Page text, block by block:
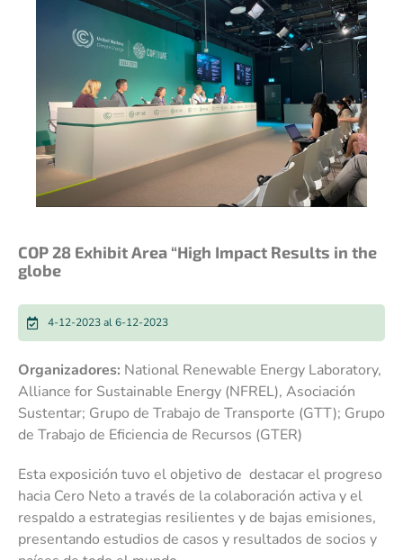
COP 28 Exhibit Area “High Impact Results in the
globe
4-12-2023 al 6-12-2023
Organizadores: National Renewable Energy Laboratory,
Alliance for Sustainable Energy (NFREL), Asociación
Sustentar; Grupo de Trabajo de Transporte (GTT); Grupo
de Trabajo de Eficiencia de Recursos (GTER)
Esta exposición tuvo el objetivo de destacar el progreso
hacia Cero Neto a través de la colaboración activa y el
respaldo a estrategias resilientes y de bajas emisiones,
presentando estudios de casos y resultados de socios y